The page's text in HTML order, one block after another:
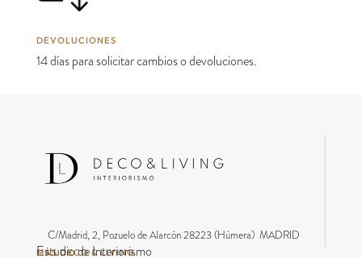
DEVOLUCIONES
14 días para solicitar cambios o devoluciones.
C/Madrid, 2, Pozuelo de Alarcón 28223 (Húmera) MADRID
MÁS DECO & LIVING
Estudio de Interiorismo